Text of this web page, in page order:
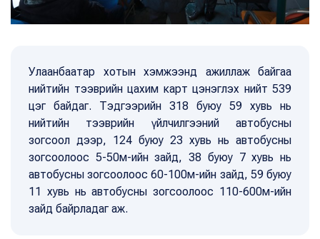
Улаанбаатар хотын хэмжээнд ажиллаж байгаа
нийтийн тээврийн цахим карт цэнэглэх нийт 539
цэг байдаг. Тэдгээрийн 318 буюу 59 хувь нь
нийтийн тээврийн үйлчилгээний автобусны
зогсоол дээр, 124 буюу 23 хувь нь автобусны
зогсоолоос 5-50м-ийн зайд, 38 буюу 7 хувь нь
автобусны зогсоолоос 60-100м-ийн зайд, 59 буюу
11 хувь нь автобусны зогсоолоос 110-600м-ийн
зайд байрладаг аж.